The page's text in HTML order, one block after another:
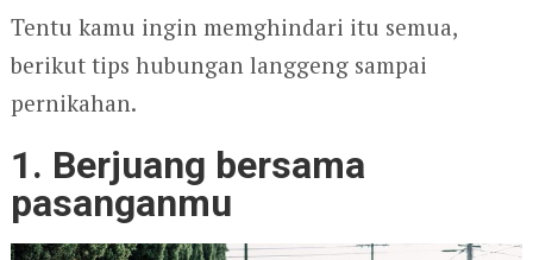
Tentu kamu ingin memghindari itu semua,
berikut tips hubungan langgeng sampai
pernikahan.
1. Berjuang bersama
pasanganmu